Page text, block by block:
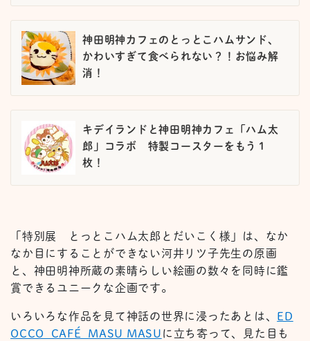
神田明神カフェのとっとこハムサンド、
かわいすぎて食べられない？！お悩み解
消！
キデイランドと神田明神カフェ「ハム太
郎」コラボ 特製コースターをもう１
枚！
「特別展 とっとこハム太郎とだいこく様」は、なか
なか目にすることができない河井リツ子先生の原画
と、神田明神所蔵の素晴らしい絵画の数々を同時に鑑
賞できるユニークな企画です。
いろいろな作品を見て神話の世界に浸ったあとは、 ED
OCCO CAFÉ MASU MASU に立ち寄って、見た目も